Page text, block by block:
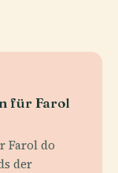
für Farol
Farol do
der